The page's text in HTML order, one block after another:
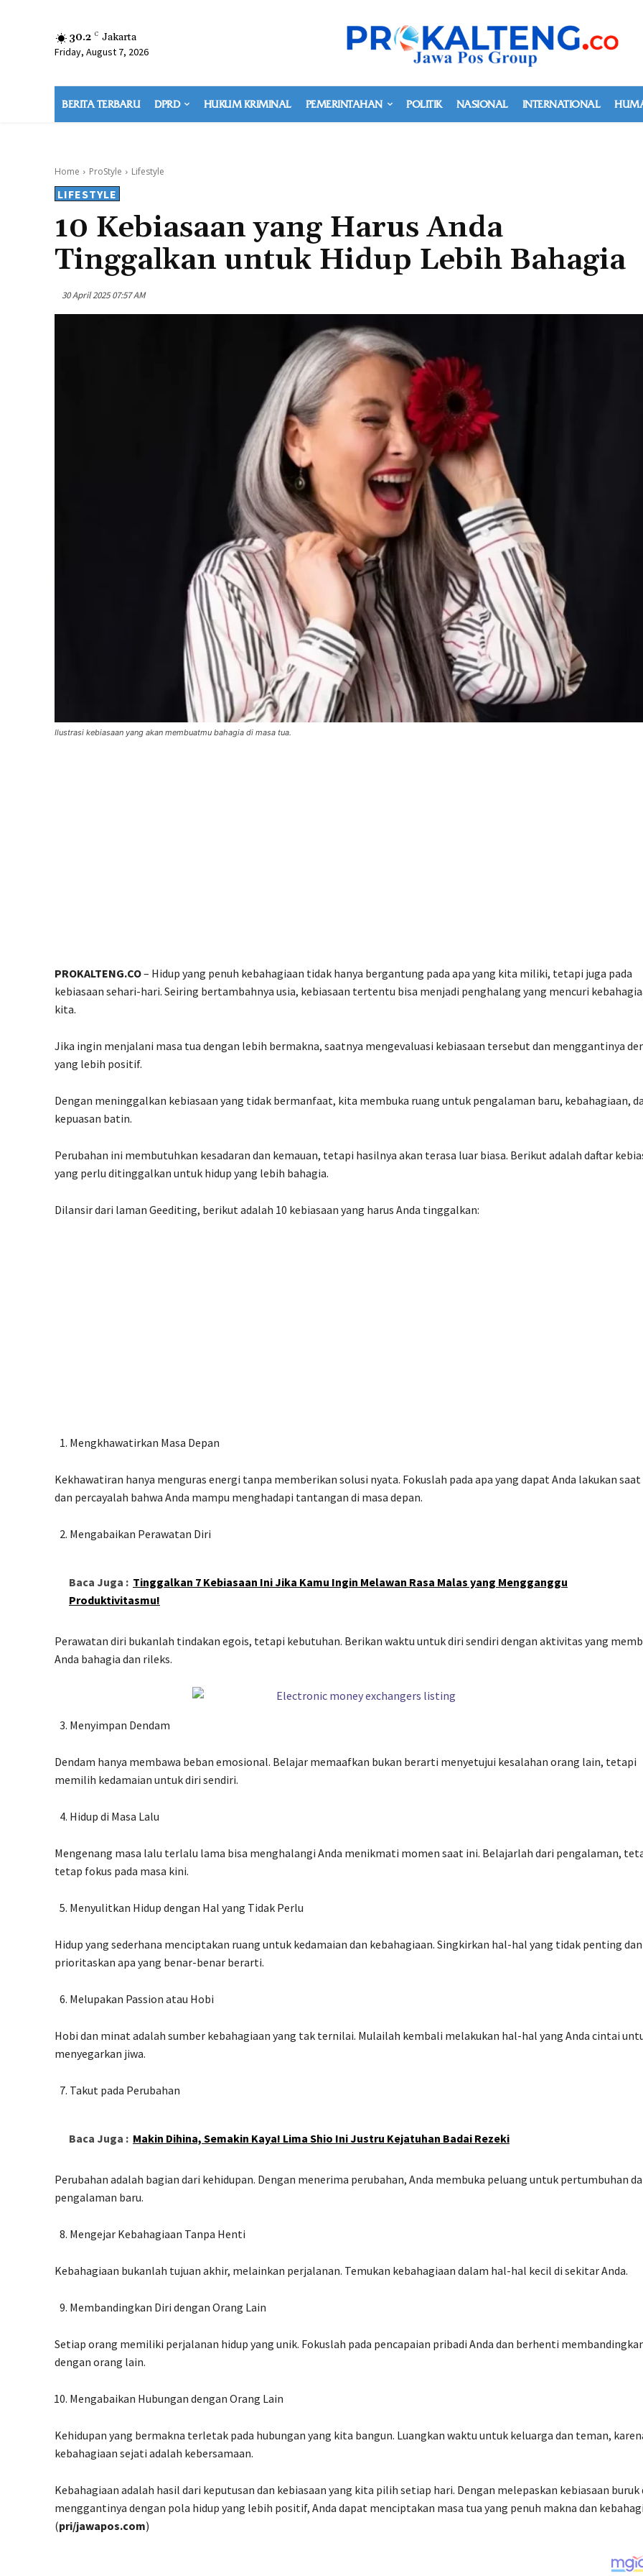
30.2 C Jakarta
Friday, August 7, 2026
BERITA TERBARU DPRD HUKUM KRIMINAL PEMERINTAHAN POLITIK NASIONAL INTERNATIONAL
Home ProStyle Lifestyle
LIFESTYLE
10 Kebiasaan yang Harus Anda
Tinggalkan untuk Hidup Lebih Bahagia
30 April 2025 07:57 AM
Ilustrasi kebiasaan yang akan membuatmu bahagia di masa tua.
PROKALTENG.CO– Hidup yang penuh kebahagiaan tidak hanya bergantung pada apa yang kita miliki, tetapi juga pada
kebiasaan sehari-hari. Seiring bertambahnya usia, kebiasaan tertentu bisa menjadi penghalang yang mencuri
kita.
Jika ingin menjalani masa tua dengan lebih bermakna, saatnya mengevaluasi kebiasaan tersebut dan menggantinya
yang lebih positif.
Dengan meninggalkan kebiasaan yang tidak bermanfaat, kita membuka ruang untuk pengalaman baru, kebahagiaan,
kepuasan batin.
Perubahan ini membutuhkan kesadaran dan kemauan, tetapi hasilnya akan terasa luar biasa. Berikut adalah daftar
yang perlu ditinggalkan untuk hidup yang lebih bahagia.
Dilansir dari laman Geediting, berikut adalah 10 kebiasaan yang harus Anda tinggalkan:
Mengkhawatirkan Masa Depan
Kekhawatiran hanya menguras energi tanpa memberikan solusi nyata. Fokuslah pada apa yang dapat Anda lakukan
dan percayalah bahwa Anda mampu menghadapi tantangan di masa depan.
Mengabaikan Perawatan Diri
Baca Juga : Tinggalkan 7 Kebiasaan Ini Jika Kamu Ingin Melawan Rasa Malas yang Mengganggu
Produktivitasmu!
Perawatan diri bukanlah tindakan egois, tetapi kebutuhan. Berikan waktu untuk diri sendiri dengan aktivitas yang
Anda bahagia dan rileks.
Menyimpan Dendam
Dendam hanya membawa beban emosional. Belajar memaafkan bukan berarti menyetujui kesalahan orang lain, tetapi
memilih kedamaian untuk diri sendiri.
Hidup di Masa Lalu
Mengenang masa lalu terlalu lama bisa menghalangi Anda menikmati momen saat ini. Belajarlah dari pengalaman,
tetap fokus pada masa kini.
Menyulitkan Hidup dengan Hal yang Tidak Perlu
Hidup yang sederhana menciptakan ruang untuk kedamaian dan kebahagiaan. Singkirkan hal-hal yang tidak penting dan
prioritaskan apa yang benar-benar berarti.
Melupakan Passion atau Hobi
Hobi dan minat adalah sumber kebahagiaan yang tak ternilai. Mulailah kembali melakukan hal-hal yang Anda cintai
menyegarkan jiwa.
Takut pada Perubahan
Baca Juga : Makin Dihina, Semakin Kaya! Lima Shio Ini Justru Kejatuhan Badai Rezeki
Perubahan adalah bagian dari kehidupan. Dengan menerima perubahan, Anda membuka peluang untuk pertumbuhan
pengalaman baru.
Mengejar Kebahagiaan Tanpa Henti
Kebahagiaan bukanlah tujuan akhir, melainkan perjalanan. Temukan kebahagiaan dalam hal-hal kecil di sekitar Anda.
Membandingkan Diri dengan Orang Lain
Setiap orang memiliki perjalanan hidup yang unik. Fokuslah pada pencapaian pribadi Anda dan berhenti
dengan orang lain.
Mengabaikan Hubungan dengan Orang Lain
Kehidupan yang bermakna terletak pada hubungan yang kita bangun. Luangkan waktu untuk keluarga dan teman,
kebahagiaan sejati adalah kebersamaan.
Kebahagiaan adalah hasil dari keputusan dan kebiasaan yang kita pilih setiap hari. Dengan melepaskan kebiasaan buruk
menggantinya dengan pola hidup yang lebih positif, Anda dapat menciptakan masa tua yang penuh makna dan
(pri/jawapos.com)